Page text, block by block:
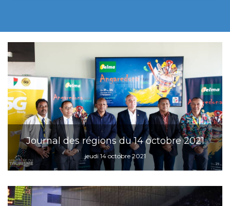
Journal des régions du 14 octobre 2021
jeudi 14 octobre 2021